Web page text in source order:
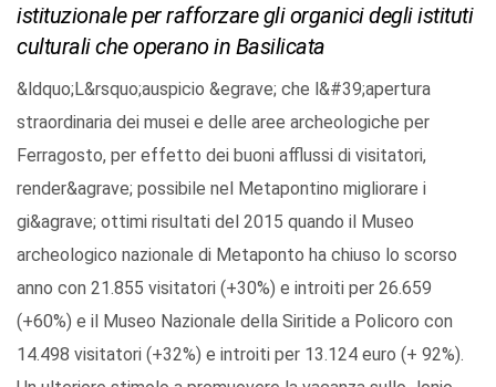
istituzionale per rafforzare gli organici degli istituti
culturali che operano in Basilicata
&ldquo;L&rsquo;auspicio &egrave; che l&#39;apertura
straordinaria dei musei e delle aree archeologiche per
Ferragosto, per effetto dei buoni afflussi di visitatori,
render&agrave; possibile nel Metapontino migliorare i
gi&agrave; ottimi risultati del 2015 quando il Museo
archeologico nazionale di Metaponto ha chiuso lo scorso
anno con 21.855 visitatori (+30%) e introiti per 26.659
(+60%) e il Museo Nazionale della Siritide a Policoro con
14.498 visitatori (+32%) e introiti per 13.124 euro (+ 92%).